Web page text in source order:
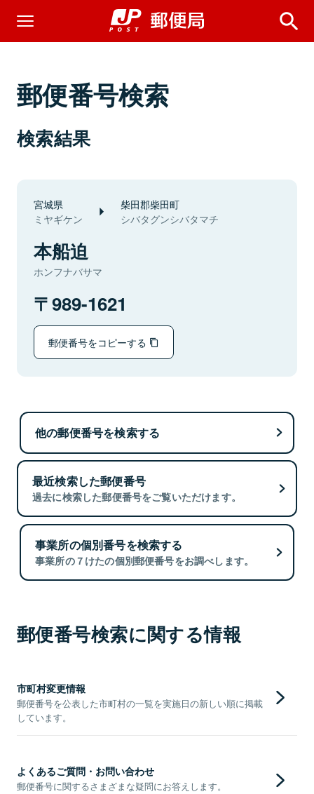
郵便番号検索
検索結果
宮城県
ミヤギケン
柴田郡柴田町
シバタグンシバタマチ
本船迫
ホンフナバサマ
989-1621
郵便番号をコピーする
他の郵便番号を検索する
最近検索した郵便番号
過去に検索した郵便番号をご覧いただけます。
事業所の個別番号を検索する
事業所の７けたの個別郵便番号をお調べします。
郵便番号検索に関する情報
市町村変更情報
郵便番号を公表した市町村の一覧を実施日の新しい順に掲載
しています。
よくあるご質問・お問い合わせ
郵便番号に関するさまざまな疑問にお答えします。